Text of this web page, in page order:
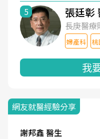
5 張廷彰
長庚醫療
婦產科
我
網友就醫經驗分享
謝邦鑫 醫生